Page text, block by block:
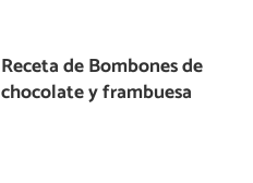
Receta de Bombones de
chocolate y frambuesa